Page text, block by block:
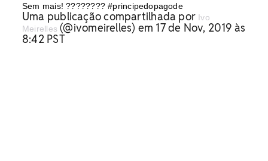
Sem mais! ???????? #principedopagode
Uma publicação compartilhada por Ivo
Meirelles (@ivomeirelles) em 17 de Nov, 2019 às
8:42 PST